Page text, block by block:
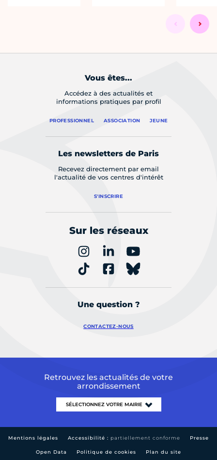
Vous êtes...
Accédez à des actualités et
informations pratiques par profil
PROFESSIONNEL ASSOCIATION JEUNE
Les newsletters de Paris
Recevez directement par email
l'actualité de vos centres d'intérêt
S'INSCRIRE
Sur les réseaux
Une question ?
CONTACTEZ-NOUS
Retrouvez les actualités de votre
arrondissement
Mentions légales Accessibilité : partiellement conforme Presse
Open Data Politique de cookies Plan du site